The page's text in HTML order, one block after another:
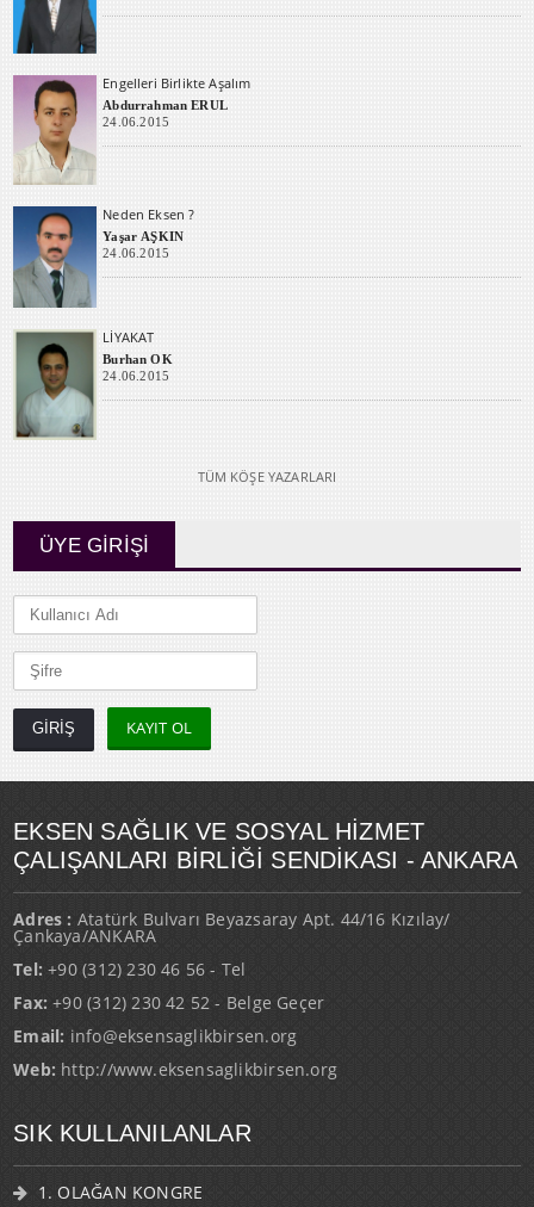
Engelleri Birlikte Aşalım
Abdurrahman ERUL
24.06.2015
Neden Eksen ?
Yaşar AŞKIN
24.06.2015
LİYAKAT
Burhan OK
24.06.2015
TÜM KÖŞE YAZARLARI
ÜYE GİRİŞİ
KAYIT OL
EKSEN SAĞLIK VE SOSYAL HİZMET
ÇALIŞANLARI BİRLİĞİ SENDİKASI - ANKARA
Adres : Atatürk Bulvarı Beyazsaray Apt. 44/16 Kızılay/
Çankaya/ANKARA
Tel: +90 (312) 230 46 56 - Tel
Fax: +90 (312) 230 42 52 - Belge Geçer
Email: info@eksensaglikbirsen.org
Web: http://www.eksensaglikbirsen.org
SIK KULLANILANLAR
1. OLAĞAN KONGRE